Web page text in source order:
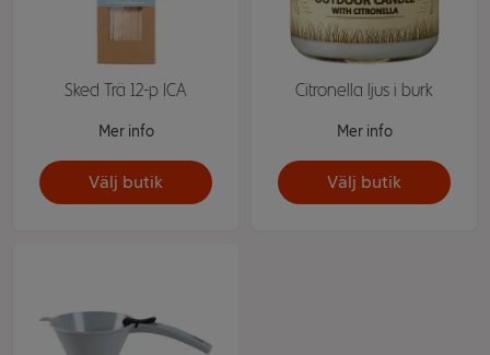
Sked Trä 12-p ICA
Mer info
Välj butik
Citronella ljus i burk
Mer info
Välj butik